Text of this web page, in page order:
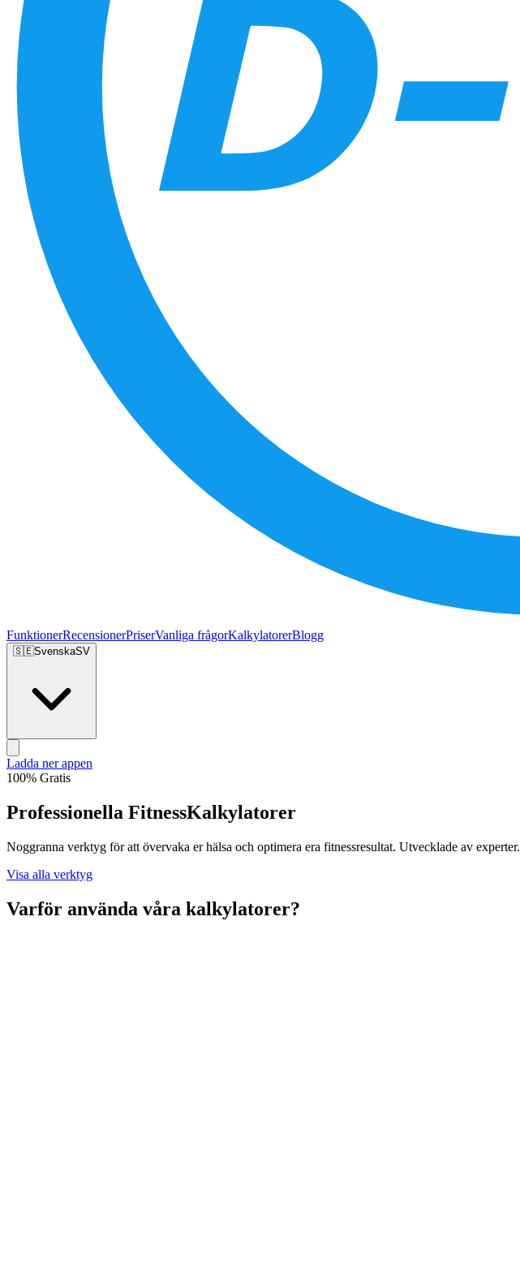
FunktionerRecensionerPriserVanliga frågorKalkylatorerBlogg
🇸🇪SvenskaSV
Ladda ner appen
100% Gratis
Professionella FitnessKalkylatorer
Noggranna verktyg för att övervaka er hälsa och optimera era fitnessresultat. Utvecklade av experter.
Visa alla verktyg
Varför använda våra kalkylatorer?